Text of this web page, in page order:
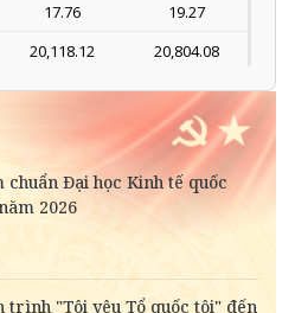
17.76
19.27
20,118.12
20,804.08
3,966.64
4,118.33
809.42
2,702.79
2,817.41
6,945.42
2,697.17
2,811.55